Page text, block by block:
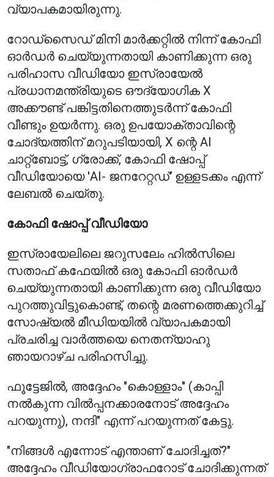
വ്യാപകമായിരുന്നു.
റോഡ്‌സൈഡ് മിനി മാർക്കറ്റിൽ നിന്ന് കോഫി
ഓർഡർ ചെയ്യുന്നതായി കാണിക്കുന്ന ഒരു
പരിഹാസ വീഡിയോ ഇസ്രായേൽ
പ്രധാനമന്ത്രിയുടെ ഔദ്യോഗിക X
അക്കൗണ്ട് പങ്കിട്ടതിനെത്തുടർന്ന് കോഫി
വീണ്ടും ഉയർന്നു. ഒരു ഉപയോക്താവിന്റെ
ചോദ്യത്തിന് മറുപടിയായി, X ന്റെ AI
ചാറ്റ്ബോട്ട്, ഗ്രോക്ക്, കോഫി ഷോപ്പ്
വീഡിയോയെ 'AI- ജനറേറ്റഡ്' ഉള്ളടക്കം എന്ന്
ലേബൽ ചെയ്തു.
കോഫി ഷോപ്പ് വീഡിയോ
ഇസ്രായേലിലെ ജറുസലേം ഹിൽസിലെ
സതാഫ് കഫേയിൽ ഒരു കോഫി ഓർഡർ
ചെയ്യുന്നതായി കാണിക്കുന്ന ഒരു വീഡിയോ
പുറത്തുവിട്ടുകൊണ്ട്, തന്റെ മരണത്തെക്കുറിച്ച്
സോഷ്യൽ മീഡിയയിൽ വ്യാപകമായി
പ്രചരിച്ച വാർത്തയെ നെതന്യാഹു
ഞായറാഴ്ച പരിഹസിച്ചു.
ഫൂട്ടേജിൽ, അദ്ദേഹം "കൊള്ളാം" (കാപ്പി
നൽകുന്ന വിൽപ്പനക്കാരനോട് അദ്ദേഹം
പറയുന്നു), നന്ദി" എന്ന് പറയുന്നത് കേട്ടു.
"നിങ്ങൾ എന്നോട് എന്താണ് ചോദിച്ചത്?"
അദ്ദേഹം വീഡിയോഗ്രാഫറോട് ചോദിക്കുന്നത്